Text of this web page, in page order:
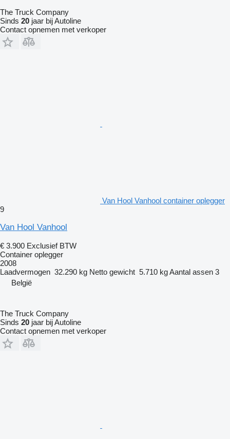
The Truck Company
Sinds 20 jaar bij Autoline
Contact opnemen met verkoper
Van Hool Vanhool container oplegger
9
Van Hool Vanhool
€ 3.900 Exclusief BTW
Container oplegger
2008
Laadvermogen 32.290 kg Netto gewicht 5.710 kgAantal assen 3
België
The Truck Company
Sinds 20 jaar bij Autoline
Contact opnemen met verkoper